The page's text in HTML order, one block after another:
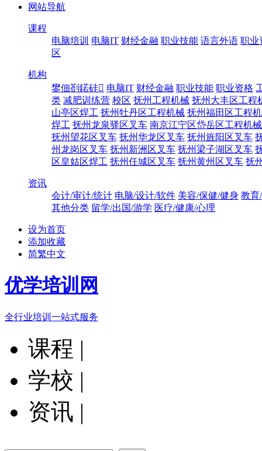
网站导航
课程
电脑培训 电脑IT 财经金融 职业技能 语言外语 职业
区
机构
鐢佃剳鍩硅 电脑IT 财经金融 职业技能 职业资格
类 减肥训练营 校区 抚州工程机械 抚州大丰区工程
山亭区焊工 抚州牡丹区工程机械 抚州福田区工程
焊工 抚州龙泉驿区叉车 南京江宁区岱岳区工程机械
抚州望花区叉车 抚州华龙区叉车 抚州旌阳区叉车
州龙岗区叉车 抚州新洲区叉车 抚州梁子湖区叉车
区皇姑区焊工 抚州任城区叉车 抚州黄州区叉车 抚
资讯
会计/审计/统计 电脑/设计/软件 美容/保健/健身 教育
其他分类 留学/出国/游学 医疗/健康/心理
设为首页
添加收藏
简繁中文
优学培训网
全行业培训一站式服务
课程 |
学校 |
资讯 |